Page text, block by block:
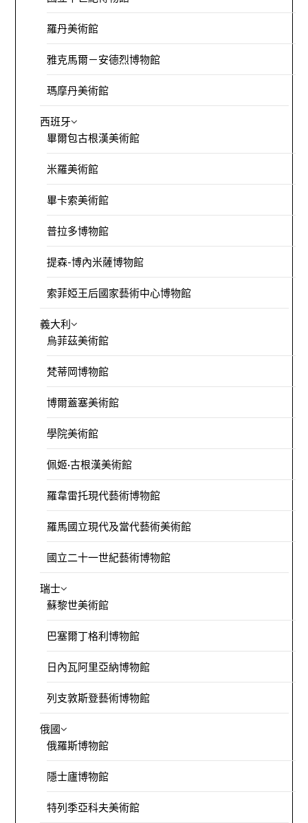
羅丹美術館
雅克馬爾－安德烈博物館
瑪摩丹美術館
西班牙
畢爾包古根漢美術館
米羅美術館
畢卡索美術館
普拉多博物館
提森-博內米薩博物館
索菲婭王后國家藝術中心博物館
義大利
烏菲茲美術館
梵蒂岡博物館
博爾蓋塞美術館
學院美術館
佩姬·古根漢美術館
羅韋雷托現代藝術博物館
羅馬國立現代及當代藝術美術館
國立二十一世紀藝術博物館
瑞士
蘇黎世美術館
巴塞爾丁格利博物館
日內瓦阿里亞納博物館
列支敦斯登藝術博物館
俄國
俄羅斯博物館
隱士廬博物館
特列季亞科夫美術館